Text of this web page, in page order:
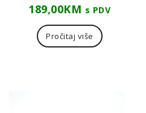
189,00KM s PDV
Pročitaj više